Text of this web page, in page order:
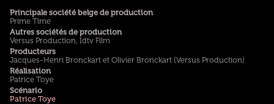
Principale société belge de production
Prime Time
Autres sociétés de production
Versus Production, Idtv Film
Producteurs
Jacques-Henri Bronckart et Olivier Bronckart (Versus Production)
Réalisation
Patrice Toye
Scénario
Patrice Toye